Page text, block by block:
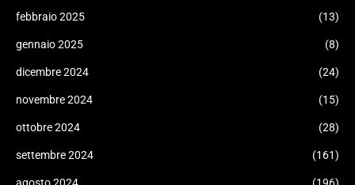
febbraio 2025 (13)
gennaio 2025 (8)
dicembre 2024 (24)
novembre 2024 (15)
ottobre 2024 (28)
settembre 2024 (161)